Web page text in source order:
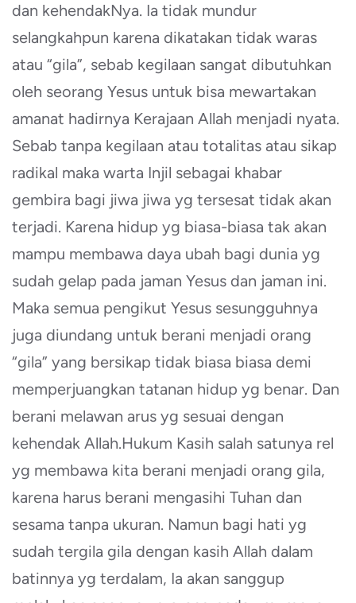
dan kehendakNya. Ia tidak mundur
selangkahpun karena dikatakan tidak waras
atau “gila”, sebab kegilaan sangat dibutuhkan
oleh seorang Yesus untuk bisa mewartakan
amanat hadirnya Kerajaan Allah menjadi nyata.
Sebab tanpa kegilaan atau totalitas atau sikap
radikal maka warta Injil sebagai khabar
gembira bagi jiwa jiwa yg tersesat tidak akan
terjadi. Karena hidup yg biasa-biasa tak akan
mampu membawa daya ubah bagi dunia yg
sudah gelap pada jaman Yesus dan jaman ini.
Maka semua pengikut Yesus sesungguhnya
juga diundang untuk berani menjadi orang
“gila” yang bersikap tidak biasa biasa demi
memperjuangkan tatanan hidup yg benar. Dan
berani melawan arus yg sesuai dengan
kehendak Allah.Hukum Kasih salah satunya rel
yg membawa kita berani menjadi orang gila,
karena harus berani mengasihi Tuhan dan
sesama tanpa ukuran. Namun bagi hati yg
sudah tergila gila dengan kasih Allah dalam
batinnya yg terdalam, Ia akan sanggup